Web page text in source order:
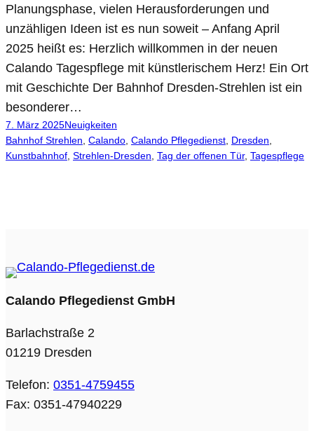
Planungsphase, vielen Herausforderungen und
unzähligen Ideen ist es nun soweit – Anfang April
2025 heißt es: Herzlich willkommen in der neuen
Calando Tagespflege mit künstlerischem Herz! Ein Ort
mit Geschichte Der Bahnhof Dresden-Strehlen ist ein
besonderer…
7. März 2025Neuigkeiten
Bahnhof Strehlen Calando Calando Pflegedienst Dresden
Kunstbahnhof Strehlen-Dresden Tag der offenen Tür, Tagespflege
Calando Pflegedienst GmbH
Barlachstraße 2
01219 Dresden
Telefon: 0351-4759455
Fax: 0351-47940229